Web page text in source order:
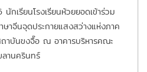
เรียนโรงเรียนห้วยยอดเข้าร่วม
าจีนจุดประกายแสงสว่างแห่งภาค
าบันขงจื๊อ ณ อาคารบริหารคณะ
านครินทร์